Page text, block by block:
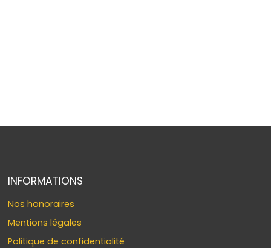
INFORMATIONS
Nos honoraires
Mentions légales
Politique de confidentialité